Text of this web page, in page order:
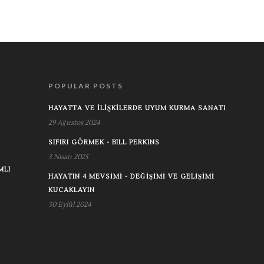
POPULAR POSTS
HAYATTA VE İLIŞKILERDE UYUM KURMA SANATI
29 Ağustos 2024
SIFIRI GÖRMEK - BILL PERKINS
3 Nisan 2025
HAYATIN 4 MEVSIMI - DEĞIŞIMI VE GELIŞIMI
KUCAKLAYIN
30 Eylül 2024